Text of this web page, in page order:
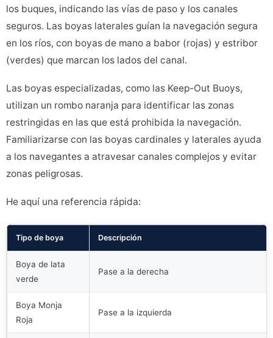
los buques, indicando las vías de paso y los canales
seguros. Las boyas laterales guían la navegación segura
en los ríos, con boyas de mano a babor (rojas) y estribor
(verdes) que marcan los lados del canal.
Las boyas especializadas, como las Keep-Out Buoys,
utilizan un rombo naranja para identificar las zonas
restringidas en las que está prohibida la navegación.
Familiarizarse con las boyas cardinales y laterales ayuda
a los navegantes a atravesar canales complejos y evitar
zonas peligrosas.
He aquí una referencia rápida:
Tipo de boya Descripción
Boya de lata
verde
Pase a la derecha
Boya Monja
Roja
Pase a la izquierda